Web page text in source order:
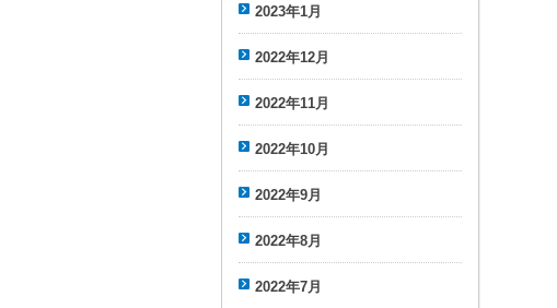
2023年1月
2022年12月
2022年11月
2022年10月
2022年9月
2022年8月
2022年7月